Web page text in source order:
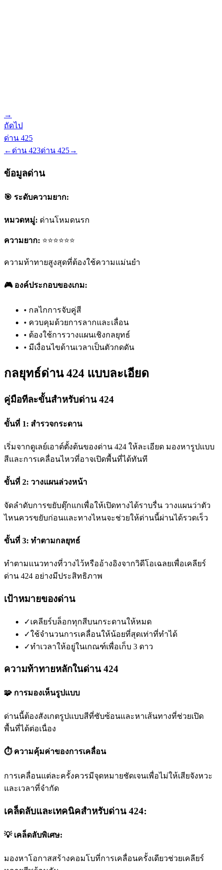
→
ถัดไป
ด่าน 425
← ด่าน 423ด่าน 425→
ข้อมูลด่าน
🎯 ระดับความยาก:
หมวดหมู่: ด่านโหมดนรก
ความยาก: ⭐⭐⭐⭐⭐⭐
ความท้าทายสูงสุดที่ต้องใช้ความแม่นยำ
🎮 องค์ประกอบของเกม:
• กลไกการจับคู่สี
• ควบคุมด้วยการลากและเลื่อน
• ต้องใช้การวางแผนเชิงกลยุทธ์
• มีเงื่อนไขด้านเวลาเป็นตัวกดดัน
กลยุทธ์ด่าน 424 แบบละเอียด
คู่มือทีละขั้นสำหรับด่าน 424
ขั้นที่ 1: สำรวจกระดาน
เริ่มจากดูเลย์เอาต์ตั้งต้นของด่าน 424 ให้ละเอียด มองหารูปแบบ
สีและการเคลื่อนไหวที่อาจเปิดพื้นที่ได้ทันที
ขั้นที่ 2: วางแผนล่วงหน้า
จัดลำดับการขยับตุ๊กแกเพื่อให้เปิดทางได้ราบรื่น วางแผนว่าตัว
ไหนควรขยับก่อนและทางไหนจะช่วยให้ด่านนี้ผ่านได้รวดเร็ว
ขั้นที่ 3: ทำตามกลยุทธ์
ทำตามแนวทางที่วางไว้หรืออ้างอิงจากวิดีโอเฉลยเพื่อเคลียร์
ด่าน 424 อย่างมีประสิทธิภาพ
เป้าหมายของด่าน
✓เคลียร์บล็อกทุกสีบนกระดานให้หมด
✓ใช้จำนวนการเคลื่อนให้น้อยที่สุดเท่าที่ทำได้
✓ทำเวลาให้อยู่ในเกณฑ์เพื่อเก็บ 3 ดาว
ความท้าทายหลักในด่าน 424
🧩 การมองเห็นรูปแบบ
ด่านนี้ต้องสังเกตรูปแบบสีที่ซับซ้อนและหาเส้นทางที่ช่วยเปิด
พื้นที่ได้ต่อเนื่อง
⏱️ ความคุ้มค่าของการเคลื่อน
การเคลื่อนแต่ละครั้งควรมีจุดหมายชัดเจนเพื่อไม่ให้เสียจังหวะ
และเวลาที่จำกัด
เคล็ดลับและเทคนิคสำหรับด่าน 424:
💡 เคล็ดลับพิเศษ:
มองหาโอกาสสร้างคอมโบที่การเคลื่อนครั้งเดียวช่วยเคลียร์